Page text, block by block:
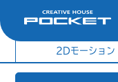
社内制作イラスト
2Dモーション